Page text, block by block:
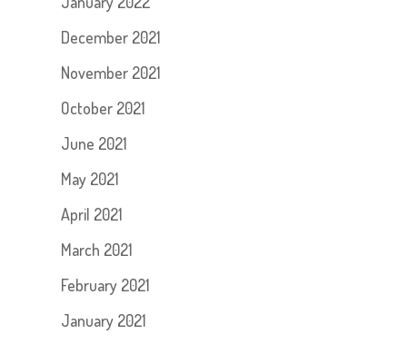
December 2021
November 2021
October 2021
June 2021
May 2021
April 2021
March 2021
February 2021
January 2021